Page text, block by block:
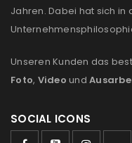
us
Jahren. Dabei hat sich in
Unseren Kunden das
Foto, Video und
SOCIAL ICONS